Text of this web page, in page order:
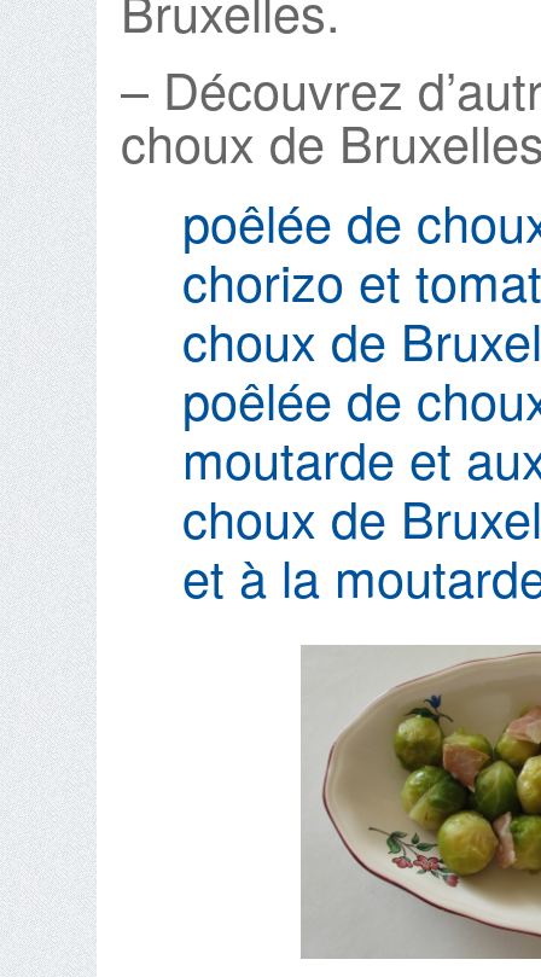
– Découvrez
choux de
poêlée de
chorizo et
choux de
poêlée de
moutarde et
choux de
et à la